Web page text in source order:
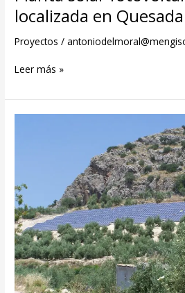
localizada en Quesada
Proyectos /
Leer más »